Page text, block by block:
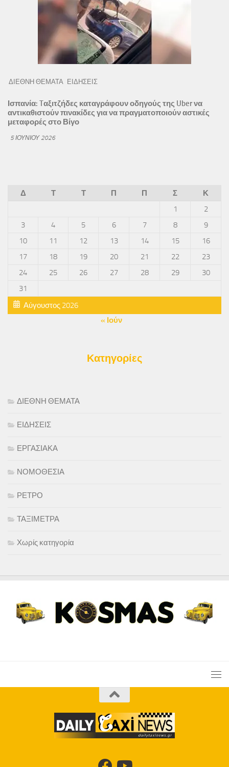
ΔΙΕΘΝΗ ΘΕΜΑΤΑ ΕΙΔΗΣΕΙΣ
Ισπανία: Tαξιτζήδες καταγράφουν οδηγούς της Uber να
αντικαθιστούν πινακίδες για να πραγματοποιούν αστικές
μεταφορές στο Βίγο
5 ΙΟΥΝΊΟΥ 2026
Αύγουστος 2026
Δ Τ Τ Π Π Σ
Κ
1
2
3
4 5 6 7 8
9
10
11 12 13 14 15
16
17
18 19 20 21 22
23
24
25 26 27 28 29
30
31
« Ιούν
Κατηγορίες
ΔΙΕΘΝΗ ΘΕΜΑΤΑ
ΕΙΔΗΣΕΙΣ
ΕΡΓΑΣΙΑΚΑ
ΝΟΜΟΘΕΣΙΑ
ΡΕΤΡΟ
ΤΑΞΙΜΕΤΡΑ
Χωρίς κατηγορία